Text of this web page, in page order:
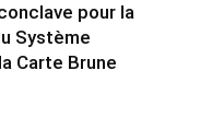
pour la
Système
Carte Brune